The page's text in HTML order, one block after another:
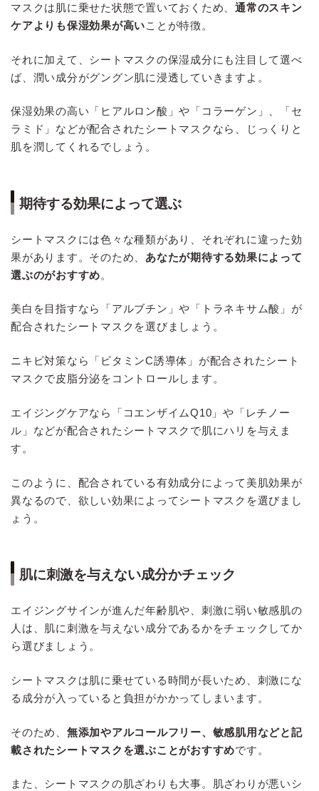
マスクは肌に乗せた状態で置いておくため、通常のスキン
ケアよりも保湿効果が高いことが特徴。
それに加えて、シートマスクの保湿成分にも注目して選べ
ば、潤い成分がグングン肌に浸透していきますよ。
保湿効果の高い「ヒアルロン酸」や「コラーゲン」、「セ
ラミド」などが配合されたシートマスクなら、じっくりと
肌を潤してくれるでしょう。
期待する効果によって選ぶ
シートマスクには色々な種類があり、それぞれに違った効
果があります。そのため、 あなたが期待する効果によって
選ぶのがおすすめ。
美白を目指すなら「アルブチン」や「トラネキサム酸」が
配合されたシートマスクを選びましょう。
ニキビ対策なら「ビタミンC誘導体」が配合されたシート
マスクで皮脂分泌をコントロールします。
エイジングケアなら「コエンザイムQ10」や「レチノー
ル」などが配合されたシートマスクで肌にハリを与えま
す。
このように、配合されている有効成分によって美肌効果が
異なるので、欲しい効果によってシートマスクを選びまし
ょう。
肌に刺激を与えない成分かチェック
エイジングサインが進んだ年齢肌や、刺激に弱い敏感肌の
人は、肌に刺激を与えない成分であるかをチェックしてか
ら選びましょう。
シートマスクは肌に乗せている時間が長いため、刺激にな
る成分が入っていると負担がかかってしまいます。
そのため、 無添加やアルコールフリー、敏感肌用などと記
載されたシートマスクを選ぶことがおすすめです。
また、シートマスクの肌ざわりも大事。肌ざわりが悪いシ